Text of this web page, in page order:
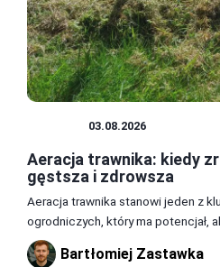
03.08.2026
Aeracja trawnika: kiedy
gęstsza i zdrowsza
Aeracja trawnika stanowi jeden z
ogrodniczych, który ma potencjał,
Bartłomiej Zastawka